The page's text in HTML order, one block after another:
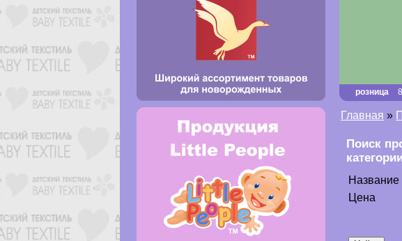
розница
Главная »
Поиск
Название
Цена